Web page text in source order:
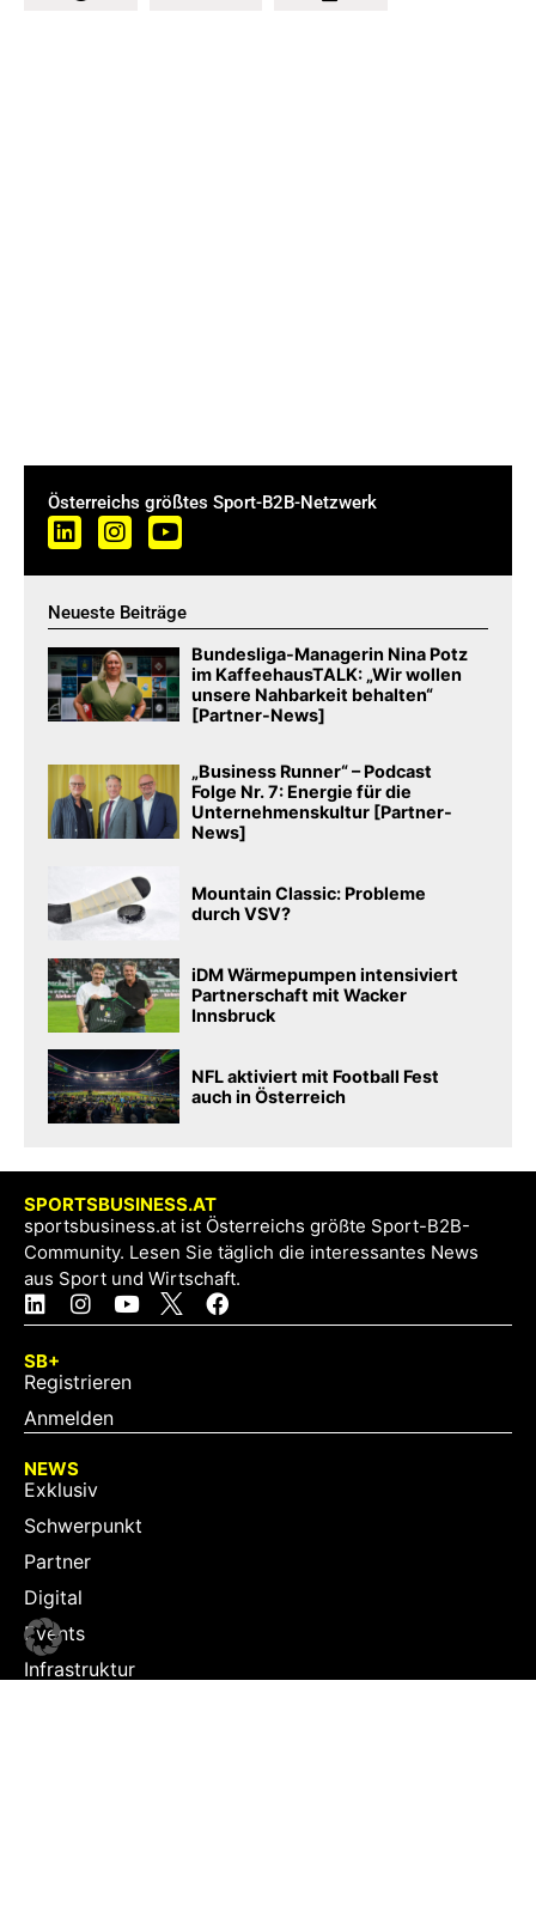
Österreichs größtes Sport-B2B-Netzwerk
Neueste Beiträge
Bundesliga-Managerin Nina Potz
im KaffeehausTALK: „Wir wollen
unsere Nahbarkeit behalten“
[Partner-News]
„Business Runner“ – Podcast
Folge Nr. 7: Energie für die
Unternehmenskultur [Partner-
News]
Mountain Classic: Probleme
durch VSV?
iDM Wärmepumpen intensiviert
Partnerschaft mit Wacker
Innsbruck
NFL aktiviert mit Football Fest
auch in Österreich
SPORTSBUSINESS.AT
sportsbusiness.at ist Österreichs größte Sport-B2B-
Community. Lesen Sie täglich die interessantes News
aus Sport und Wirtschaft.
SB+
Registrieren
Anmelden
NEWS
Exklusiv
Schwerpunkt
Partner
Digital
Events
Infrastruktur